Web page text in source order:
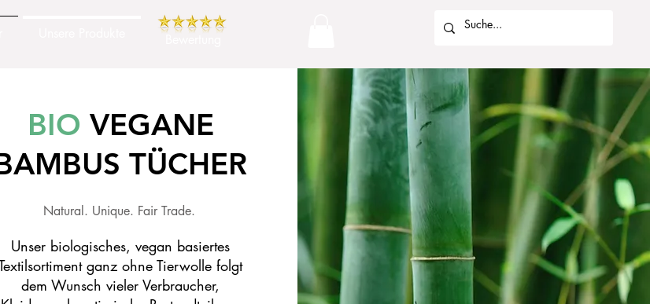
BIO VEGANE
TÜCHER
Natural. Unique. Fair Trade.
Unser biologisches, vegan basiertes
ganz ohne Tierwolle folgt
dem Wunsch vieler Verbraucher,